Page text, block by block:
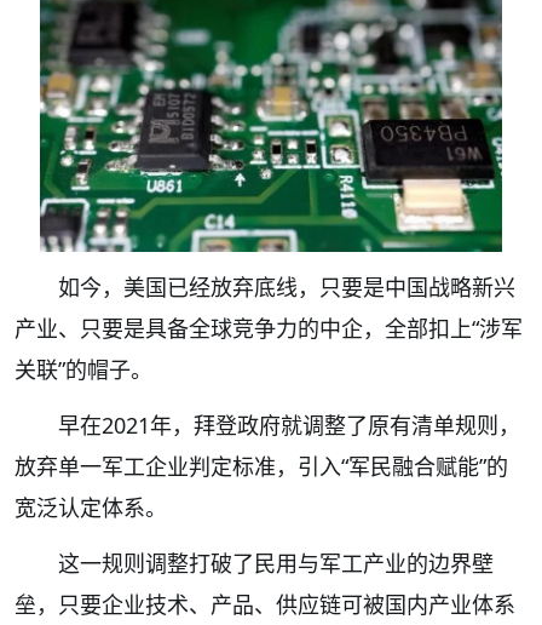
如今，美国已经放弃底线，只要是中国战略新兴
产业、只要是具备全球竞争力的中企，全部扣上“涉军
关联”的帽子。
早在2021年，拜登政府就调整了原有清单规则，
放弃单一军工企业判定标准，引入“军民融合赋能”的
宽泛认定体系。
这一规则调整打破了民用与军工产业的边界壁
垒，只要企业技术、产品、供应链可被国内产业体系